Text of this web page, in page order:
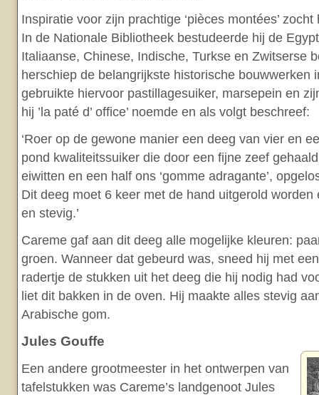
Inspiratie voor zijn prachtige ‘pièces montées’
In de Nationale Bibliotheek bestudeerde hij de
Italiaanse, Chinese, Indische, Turkse en Zwitserse
herschiep de belangrijkste historische bouwwerken
gebruikte hiervoor pastillagesuiker, marsepein en
hij ’la paté d’ office’ noemde en als volgt beschreef:
‘Roer op de gewone manier een deeg van vier en
pond kwaliteitssuiker die door een fijne zeef
eiwitten en een half ons ‘gomme adragante’,
Dit deeg moet 6 keer met de hand uitgerold worden
en stevig.’
Careme gaf aan dit deeg alle mogelijke kleuren:
groen. Wanneer dat gebeurd was, sneed hij met
radertje de stukken uit het deeg die hij nodig had
liet dit bakken in de oven. Hij maakte alles stevig
Arabische gom.
Jules Gouffe
Een andere grootmeester in het ontwerpen van
tafelstukken was Careme’s landgenoot Jules